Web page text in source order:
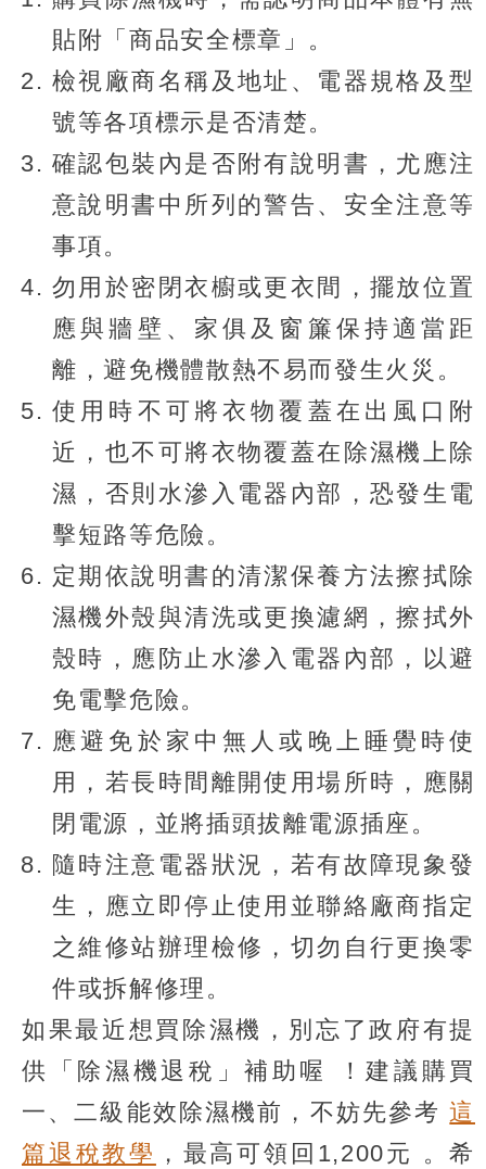
貼附「商品安全標章」。
檢視廠商名稱及地址、電器規格及型
號等各項標示是否清楚。
確認包裝內是否附有說明書，尤應注
意說明書中所列的警告、安全注意等
事項。
勿用於密閉衣櫥或更衣間，擺放位置
應與牆壁、家俱及窗簾保持適當距
離，避免機體散熱不易而發生火災。
使用時不可將衣物覆蓋在出風口附
近，也不可將衣物覆蓋在除濕機上除
濕，否則水滲入電器內部，恐發生電
擊短路等危險。
定期依說明書的清潔保養方法擦拭除
濕機外殼與清洗或更換濾網，擦拭外
殼時，應防止水滲入電器內部，以避
免電擊危險。
應避免於家中無人或晚上睡覺時使
用，若長時間離開使用場所時，應關
閉電源，並將插頭拔離電源插座。
隨時注意電器狀況，若有故障現象發
生，應立即停止使用並聯絡廠商指定
之維修站辦理檢修，切勿自行更換零
件或拆解修理。
如果最近想買除濕機，別忘了政府有提
供「除濕機退稅」補助喔 ！建議購買
一、二級能效除濕機前，不妨先參考這
篇退稅教學 ，最高可領回1,200元 。希